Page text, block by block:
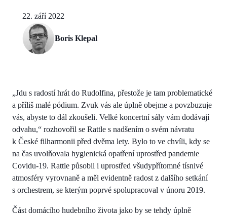
22. září 2022
Boris Klepal
„Jdu s radostí hrát do Rudolfina, přestože je tam problematické
a příliš malé pódium. Zvuk vás ale úplně obejme a povzbuzuje
vás, abyste to dál zkoušeli. Velké koncertní sály vám dodávají
odvahu,“ rozhovořil se Rattle s nadšením o svém návratu
k České filharmonii před dvěma lety. Bylo to ve chvíli, kdy se
na čas uvolňovala hygienická opatření uprostřed pandemie
Covidu-19. Rattle působil i uprostřed všudypřítomné tísnivé
atmosféry vyrovnaně a měl evidentně radost z dalšího setkání
s orchestrem, se kterým poprvé spolupracoval v únoru 2019.
Část domácího hudebního života jako by se tehdy úplně